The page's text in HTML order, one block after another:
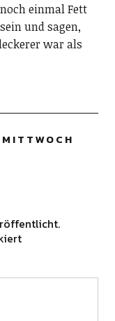
einmal Fett
und sagen,
war als